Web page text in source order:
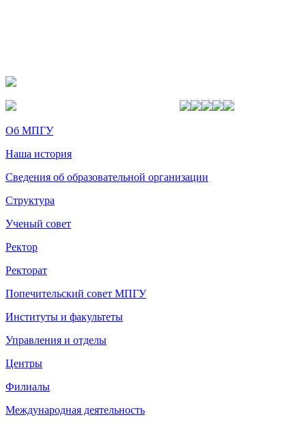
Об МПГУ
Наша история
Сведения об образовательной организации
Структура
Ученый совет
Ректор
Ректорат
Попечительский совет МПГУ
Институты и факультеты
Управления и отделы
Центры
Филиалы
Международная деятельность